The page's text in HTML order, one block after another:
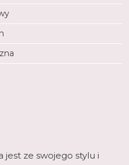
jest ze swojego stylu i